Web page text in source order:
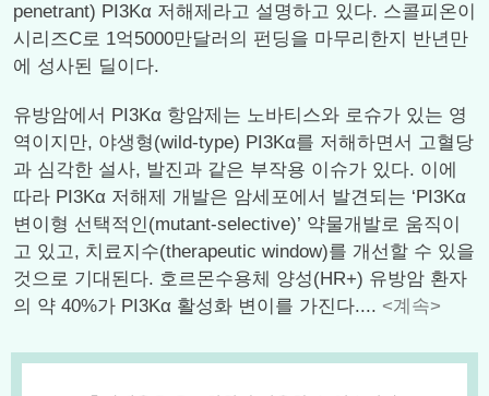
penetrant) PI3Kα 저해제라고 설명하고 있다. 스콜피온이
시리즈C로 1억5000만달러의 펀딩을 마무리한지 반년만
에 성사된 딜이다.
유방암에서 PI3Kα 항암제는 노바티스와 로슈가 있는 영
역이지만, 야생형(wild-type) PI3Kα를 저해하면서 고혈당
과 심각한 설사, 발진과 같은 부작용 이슈가 있다. 이에
따라 PI3Kα 저해제 개발은 암세포에서 발견되는 ‘PI3Kα
변이형 선택적인(mutant-selective)’ 약물개발로 움직이
고 있고, 치료지수(therapeutic window)를 개선할 수 있을
것으로 기대된다. 호르몬수용체 양성(HR+) 유방암 환자
의 약 40%가 PI3Kα 활성화 변이를 가진다.... <계속>